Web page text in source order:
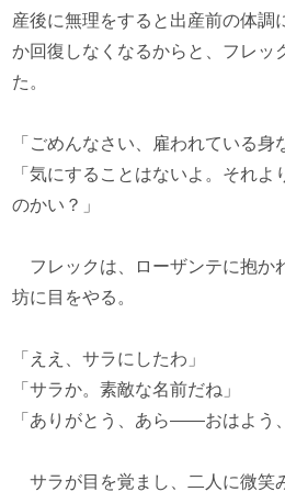
産後に無理をすると出産前の体調
か回復しなくなるからと、フレッ
た。
「ごめんなさい、雇われている身
「気にすることはないよ。それ
のかい？」
フレックは、ローザンテに抱か
坊に目をやる。
「ええ、サラにしたわ」
「サラか。素敵な名前だね」
「ありがとう、あら――おはよう
サラが目を覚まし、二人に微笑